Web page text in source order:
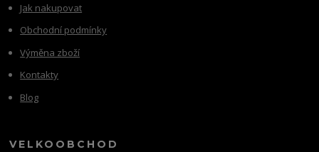
Jak nakupovat
Obchodní podmínky
Výměna zboží
Kontakty
Blog
VELKOOBCHOD